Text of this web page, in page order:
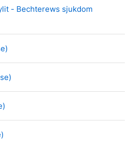
- Bechterews sjukdom